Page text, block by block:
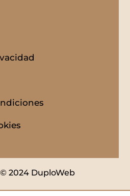
2024 DuploWeb